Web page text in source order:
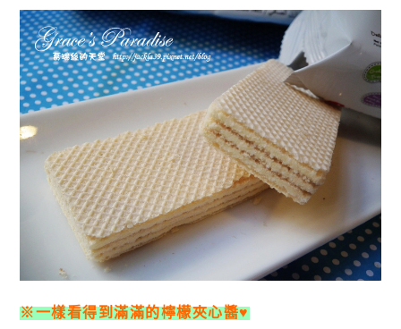
※一樣看得到滿滿的檸檬夾心醬♥